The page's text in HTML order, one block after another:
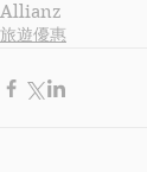
Allianz
旅遊優惠